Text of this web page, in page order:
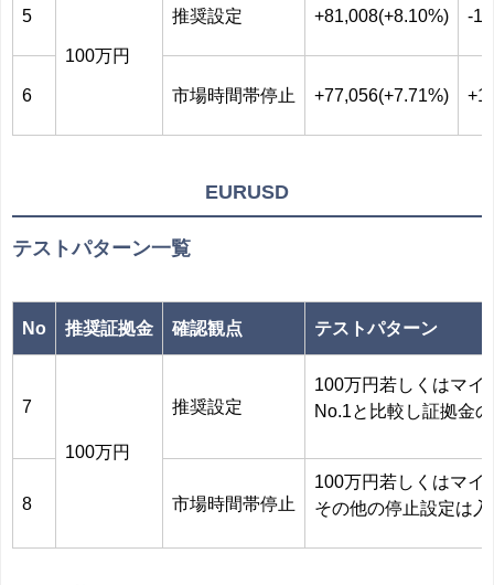
5
100万円
推奨設定 +81,008(+8.10%) -
6 市場時間帯停止 +77,056(+7.71%)
EURUSD
テストパターン一覧
No 推奨証拠金 確認観点 テストパターン
7
100万円
推奨設定
100万円若しくはマイ
No.1と比較し証拠金
8 市場時間帯停止
100万円若しくはマイ
その他の停止設定は